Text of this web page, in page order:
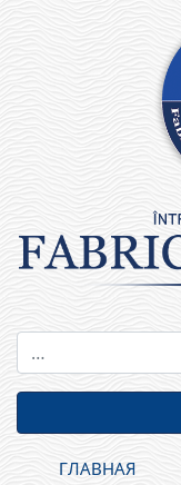
ГЛАВНАЯ